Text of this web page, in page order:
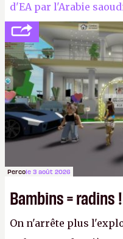
d'EA par l'Arabie
société privée,
l'obligation de publier
victoire pour la
Percole 3 août 2026
Bambins = radins !
On n'arrête plus